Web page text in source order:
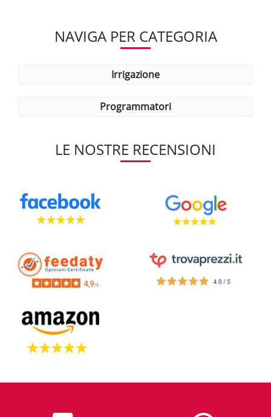
NAVIGA PER CATEGORIA
irrigazione
programmatori
LE NOSTRE RECENSIONI